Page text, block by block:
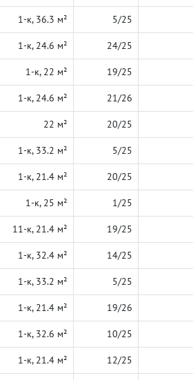
1-к, 36.3 м² 5/25
1-к, 24.6 м² 24/25
1-к, 22 м² 19/25
1-к, 24.6 м² 21/26
22 м² 20/25
1-к, 33.2 м² 5/25
1-к, 21.4 м² 20/25
1-к, 25 м² 1/25
11-к, 21.4 м² 19/25
1-к, 32.4 м² 14/25
1-к, 33.2 м² 5/25
1-к, 21.4 м² 19/26
1-к, 32.6 м² 10/25
1-к, 21.4 м² 12/25